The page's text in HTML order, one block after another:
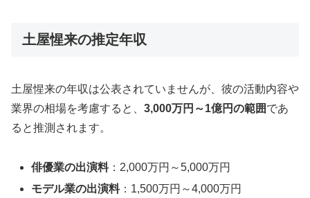
土屋惺来の推定年収
土屋惺来の年収は公表されていませんが、彼の活動内容や
業界の相場を考慮すると、 3,000万円～1億円の範囲であ
ると推測されます。
俳優業の出演料：2,000万円～5,000万円
モデル業の出演料：1,500万円～4,000万円